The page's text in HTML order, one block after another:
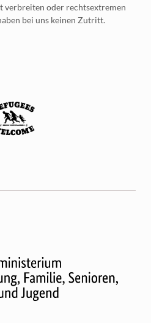
verbreiten oder rechtsextremen
bei uns keinen Zutritt.